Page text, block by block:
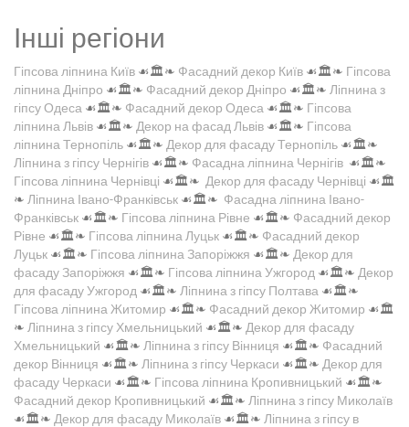
Інші регіони
Гіпсова ліпнина Київ ☙🏛️❧ Фасадний декор Київ ☙🏛️❧ Гіпсова
ліпнина Дніпро ☙🏛️❧ Фасадний декор Дніпро ☙🏛️❧ Ліпнина з
гіпсу Одеса ☙🏛️❧ Фасадний декор Одеса ☙🏛️❧ Гіпсова
ліпнина Львів ☙🏛️❧ Декор на фасад Львів ☙🏛️❧ Гіпсова
ліпнина Тернопіль ☙🏛️❧ Декор для фасаду Тернопіль ☙🏛️❧
Ліпнина з гіпсу Чернігів ☙🏛️❧ Фасадна ліпнина Чернігів ☙🏛️❧
Гіпсова ліпнина Чернівці ☙🏛️❧ Декор для фасаду Чернівці ☙🏛️
❧ Ліпнина Івано-Франківськ ☙🏛️❧ Фасадна ліпнина Івано-
Франківськ ☙🏛️❧ Гіпсова ліпнина Рівне ☙🏛️❧ Фасадний декор
Рівне ☙🏛️❧ Гіпсова ліпнина Луцьк ☙🏛️❧ Фасадний декор
Луцьк ☙🏛️❧ Гіпсова ліпнина Запоріжжя ☙🏛️❧ Декор для
фасаду Запоріжжя ☙🏛️❧ Гіпсова ліпнина Ужгород ☙🏛️❧ Декор
для фасаду Ужгород ☙🏛️❧ Ліпнина з гіпсу Полтава ☙🏛️❧
Гіпсова ліпнина Житомир ☙🏛️❧ Фасадний декор Житомир ☙🏛️
❧ Ліпнина з гіпсу Хмельницький ☙🏛️❧ Декор для фасаду
Хмельницький ☙🏛️❧ Ліпнина з гіпсу Вінниця ☙🏛️❧ Фасадний
декор Вінниця ☙🏛️❧ Ліпнина з гіпсу Черкаси ☙🏛️❧ Декор для
фасаду Черкаси ☙🏛️❧ Гіпсова ліпнина Кропивницький ☙🏛️❧
Фасадний декор Кропивницький ☙🏛️❧ Ліпнина з гіпсу Миколаїв
☙🏛️❧ Декор для фасаду Миколаїв ☙🏛️❧ Ліпнина з гіпсу в